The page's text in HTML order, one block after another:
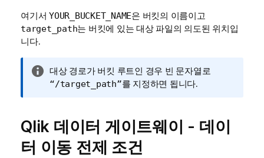
여기서 YOUR_BUCKET_NAME은 버킷의 이름이고
target_path는 버킷에 있는 대상 파일의 의도된 위치입
니다.
정
보
대상 경로가 버킷 루트인 경우 빈 문자열로
“/target_path”를 지정하면 됩니다.
Qlik 데이터 게이트웨이 - 데이
터 이동 전제 조건